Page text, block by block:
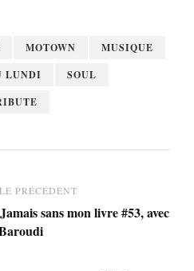
MOTOWN
MUSIQUE
LUNDI
SOUL
PRÉCÉDENT
sans mon livre #53, avec